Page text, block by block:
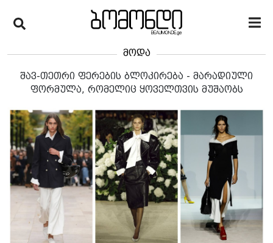
მოდა
შავ-თეთრი ფერების ბლოკირება - მარადიული
ფორმულა, რომელიც ყოველთვის მუშაობს